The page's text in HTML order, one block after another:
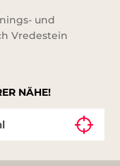
und
Vredestein
NÄHE!